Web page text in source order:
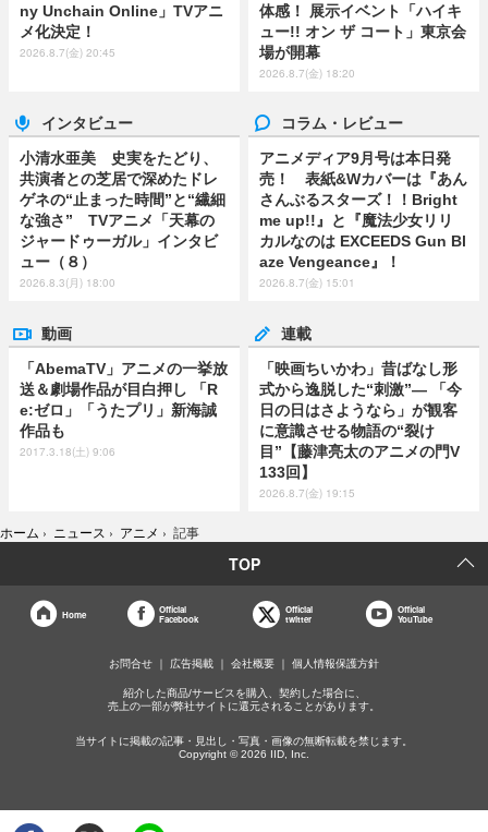
ny Unchain Online」TVアニ
メ化決定！
2026.8.7(金) 20:45
体感！ 展示イベント「ハイキ
ュー!! オン ザ コート」東京会
場が開幕
2026.8.7(金) 18:20
インタビュー
小清水亜美 史実をたどり、
共演者との芝居で深めたドレ
ゲネの“止まった時間”と“繊細
な強さ” TVアニメ「天幕の
ジャードゥーガル」インタビ
ュー（８）
2026.8.3(月) 18:00
コラム・レビュー
アニメディア9月号は本日発
売！ 表紙&Wカバーは『あん
さんぶるスターズ！！Bright
me up!!』と『魔法少女リリ
カルなのは EXCEEDS Gun Bl
aze Vengeance』！
2026.8.7(金) 15:01
動画
「AbemaTV」アニメの一挙放
送＆劇場作品が目白押し 「R
e:ゼロ」「うたプリ」新海誠
作品も
2017.3.18(土) 9:06
連載
「映画ちいかわ」昔ばなし形
式から逸脱した“刺激”― 「今
日の日はさようなら」が観客
に意識させる物語の“裂け
目”【藤津亮太のアニメの門V
133回】
2026.8.7(金) 19:15
ホーム › ニュース › アニメ › 記事
TOP
Home
Official
Facebook
Official
twitter
Official
YouTube
お問合せ 広告掲載 会社概要 個人情報保護方針
紹介した商品/サービスを購入、契約した場合に、
売上の一部が弊社サイトに還元されることがあります。
当サイトに掲載の記事・見出し・写真・画像の無断転載を禁じます。
Copyright © 2026 IID, Inc.